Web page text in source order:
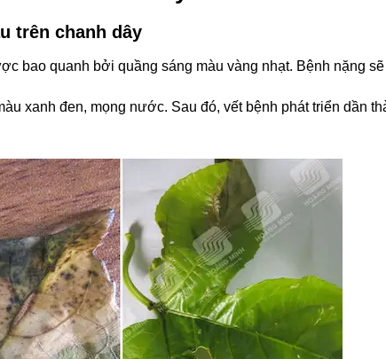
trên chanh dây
bao quanh bởi quầng sáng màu vàng nhạt. Bệnh nặng
xanh đen, mọng nước. Sau đó, vết bệnh phát triển dần